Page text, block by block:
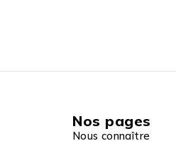
Nos pages
Nous connaître